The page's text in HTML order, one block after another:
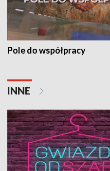
Pole do współpracy
INNE